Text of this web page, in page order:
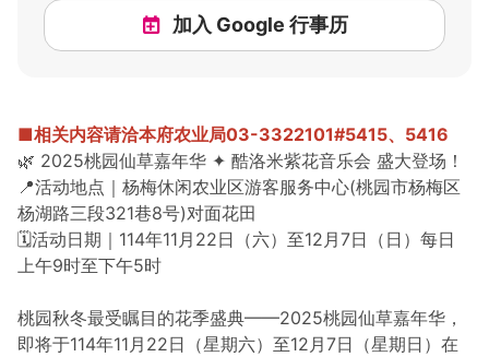
加入 Google 行事历
■相关内容请洽本府农业局03-3322101#5415、5416
🌿 2025桃园仙草嘉年华 ✦ 酷洛米紫花音乐会 盛大登场！
📍活动地点｜杨梅休闲农业区游客服务中心(桃园市杨梅区
杨湖路三段321巷8号)对面花田
🗓️活动日期｜114年11月22日（六）至12月7日（日）每日
上午9时至下午5时
桃园秋冬最受瞩目的花季盛典——2025桃园仙草嘉年华，
即将于114年11月22日（星期六）至12月7日（星期日）在